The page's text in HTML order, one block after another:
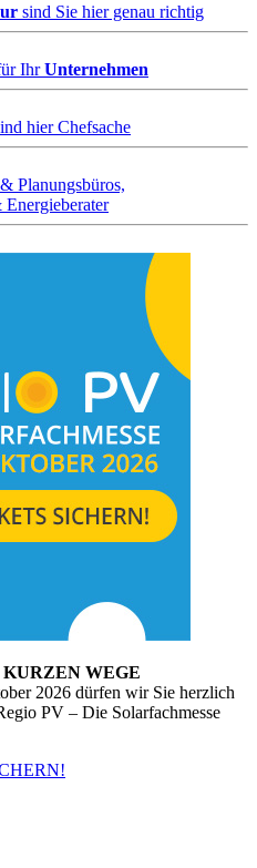
sind Sie hier genau richtig
IhrUnternehmen
hier Chefsache
Planungsbüros,
WEGE
2026 dürfen wir Sie herzlich
PV – Die Solarfachmesse